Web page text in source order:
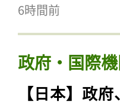
6時間前
政府・国際
【日本】政